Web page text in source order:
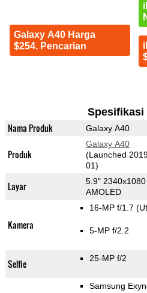
Galaxy A40 Harga
$254. Pencarian
Spesifikasi
Nama Produk Galaxy A40
Produk
Galaxy A40
(Launched
01)
Layar
5.9"
AMOLED
Kamera
16-MP f/1.7
5-MP f/2.2
Selfie 25-MP f/2
Samsung